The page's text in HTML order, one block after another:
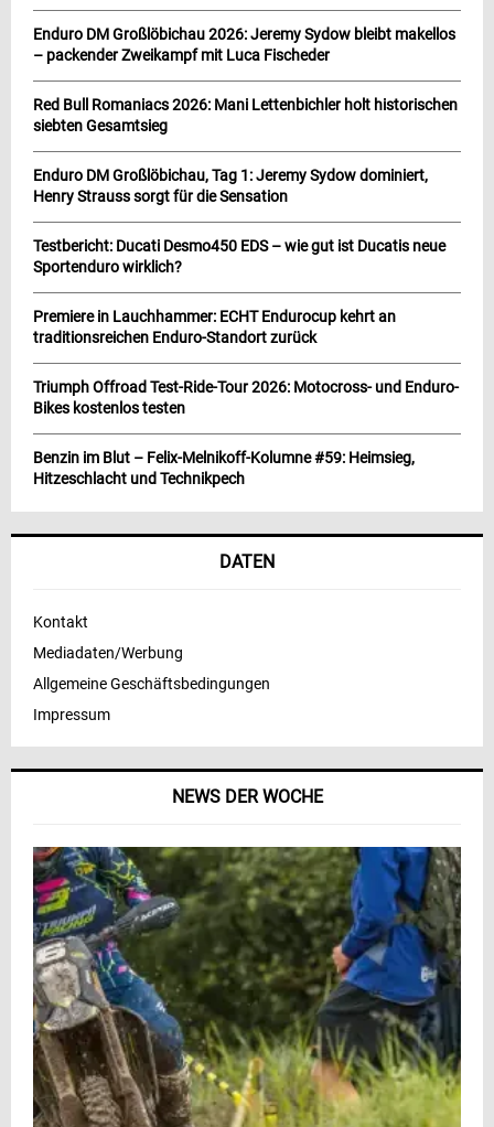
NEWS DER WOCHE
Enduro DM Großlöbichau 2026: Jeremy Sydow bleibt makellos
– packender Zweikampf mit Luca Fischeder
Red Bull Romaniacs 2026: Mani Lettenbichler holt historischen
siebten Gesamtsieg
Enduro DM Großlöbichau, Tag 1: Jeremy Sydow dominiert,
Henry Strauss sorgt für die Sensation
Testbericht: Ducati Desmo450 EDS – wie gut ist Ducatis neue
Sportenduro wirklich?
Premiere in Lauchhammer: ECHT Endurocup kehrt an
traditionsreichen Enduro-Standort zurück
Triumph Offroad Test-Ride-Tour 2026: Motocross- und Enduro-
Bikes kostenlos testen
Benzin im Blut – Felix-Melnikoff-Kolumne #59: Heimsieg,
Hitzeschlacht und Technikpech
DATEN
Kontakt
Mediadaten/Werbung
Allgemeine Geschäftsbedingungen
Impressum